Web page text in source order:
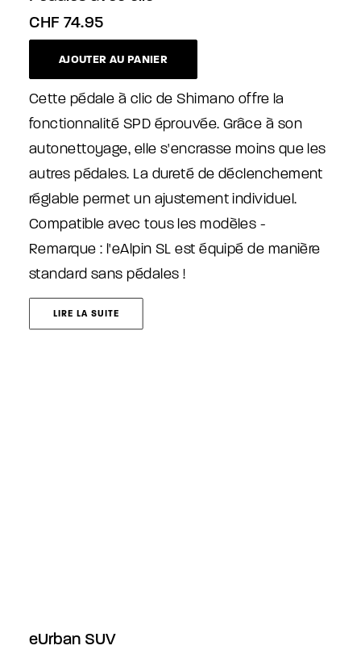
CHF 74.95
AJOUTER AU PANIER
Cette pédale à clic de Shimano offre la
fonctionnalité SPD éprouvée. Grâce à son
autonettoyage, elle s'encrasse moins que les
autres pédales. La dureté de déclenchement
réglable permet un ajustement individuel.
Compatible avec tous les modèles -
Remarque : l'eAlpin SL est équipé de manière
standard sans pédales !
LIRE LA SUITE
eUrban SUV